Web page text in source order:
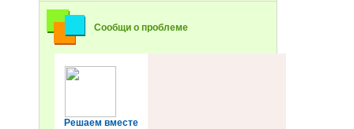
Сообщи о проблеме
Решаем вместе